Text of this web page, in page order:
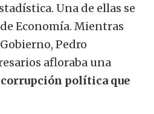
Una de ellas se
Economía. Mientras
Pedro
afloraba una
política que